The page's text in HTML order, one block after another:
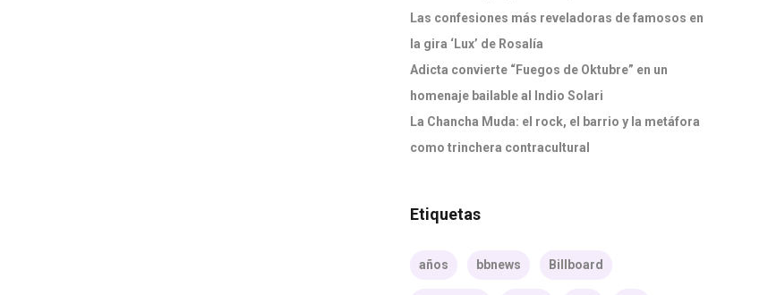
Las confesiones más reveladoras de famosos en
la gira ‘Lux’ de Rosalía
Adicta convierte “Fuegos de Oktubre” en un
homenaje bailable al Indio Solari
La Chancha Muda: el rock, el barrio y la metáfora
como trinchera contracultural
Etiquetas
años bbnews Billboard